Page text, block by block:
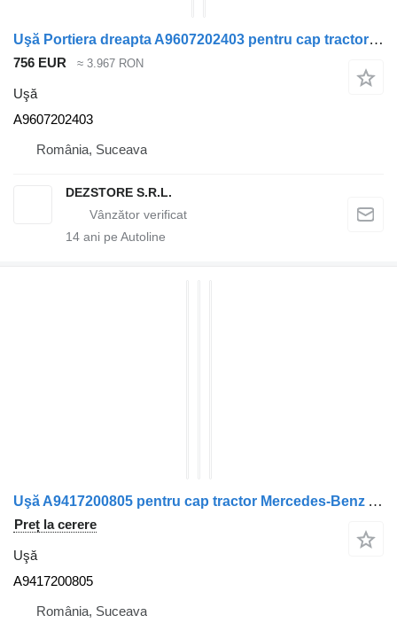
Uşă Portiera dreapta A9607202403 pentru cap tractor Mercedes-Benz ACTROS MP4
756 EUR ≈ 3.967 RON
Uşă
A9607202403
România, Suceava
DEZSTORE S.R.L.
14 ani pe Autoline
Uşă A9417200805 pentru cap tractor Mercedes-Benz ACTROS MP3
Preț la cerere
Uşă
A9417200805
România, Suceava